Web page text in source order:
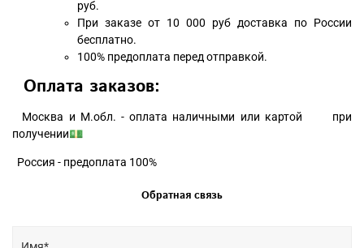
руб.
При заказе от 10 000 руб доставка по России
бесплатно.
100% предоплата перед отправкой.
Оплата заказов:
Москва и М.обл. - оплата наличными или картой при
получении💵
Россия - предоплата 100%
Обратная связь